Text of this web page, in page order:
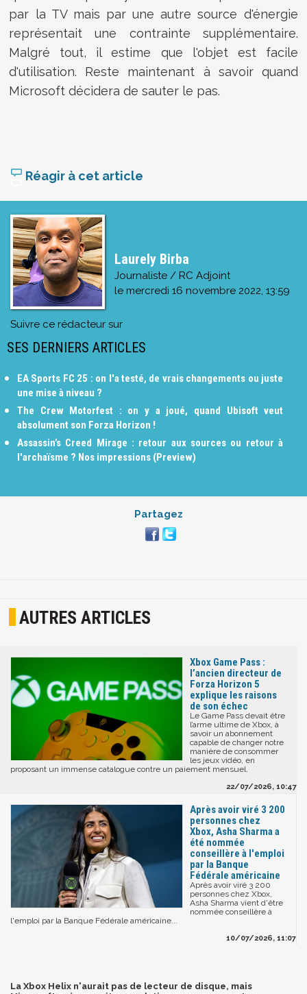
par la TV mais par une autre source d'énergie
représentait une contrainte supplémentaire.
Malgré tout, il estime que l'objet est facile
d'utilisation. Reste maintenant à savoir quand
Microsoft décidera de sauter le pas.
Réagir à cet article
Laurely Birba
Journaliste / RC Adjoint
le mercredi 16 novembre 2022, 13:59
Suivre ce rédacteur sur
SES DERNIERS ARTICLES
EA Sports FC 25 : on l'a testé, de vrais changements ou juste
une mise à niveau ?
The Crew Motorfest : on y a joué, quand Ubisoft veut
absolument son Forza Horizon !
Assassin’s Creed Mirage : retour aux sources ou retour à
l'archaïsme ? Nos impressions (Preview)
Partagez
AUTRES ARTICLES
Xbox Game Pass :
l’ancien directeur de
Forza Horizon 5
explique les raisons
de son échec
Le Game Pass devait être
l’arme ultime de Xbox, à
savoir un abonnement
capable de changer notre
manière de consommer
les jeux vidéo, en
proposant un immense catalogue contre un paiement mensuel.
22/07/2026, 10:47
Après avoir viré 3 200
personnes chez
Xbox, Asha Sharma a
été nommée
conseillère à l'emploi
par la Banque
Fédérale américaine
Après avoir viré 3 200
personnes chez Xbox,
Asha Sharma vient d'être
nommée conseillère à
l'emploi par la Banque Fédérale américaine...
10/07/2026, 11:07
La Xbox Helix n'aurait pas de lecteur de disque, mais